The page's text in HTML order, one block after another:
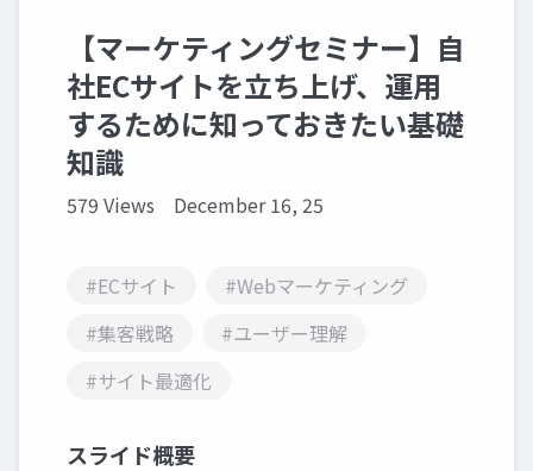
【マーケティングセミナー】自
社ECサイトを立ち上げ、運用
するために知っておきたい基礎
知識
579 Views December 16, 25
#ECサイト
#Webマーケティング
#集客戦略
#ユーザー理解
#サイト最適化
スライド概要